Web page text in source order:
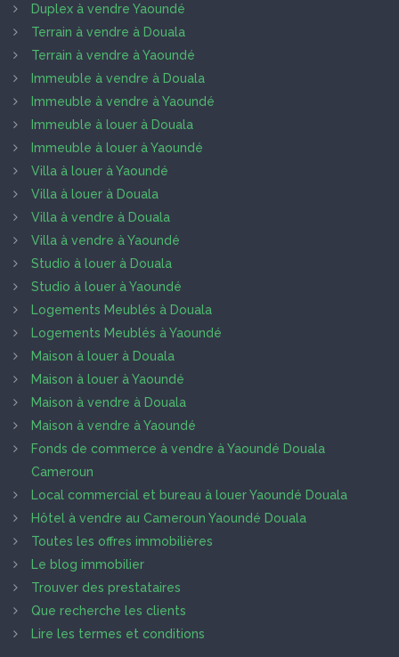
Duplex à vendre Yaoundé
Terrain à vendre à Douala
Terrain à vendre à Yaoundé
Immeuble à vendre à Douala
Immeuble à vendre à Yaoundé
Immeuble à louer à Douala
Immeuble à louer à Yaoundé
Villa à louer à Yaoundé
Villa à louer à Douala
Villa à vendre à Douala
Villa à vendre à Yaoundé
Studio à louer à Douala
Studio à louer à Yaoundé
Logements Meublés à Douala
Logements Meublés à Yaoundé
Maison à louer à Douala
Maison à louer à Yaoundé
Maison à vendre à Douala
Maison à vendre à Yaoundé
Fonds de commerce à vendre à Yaoundé Douala
Cameroun
Local commercial et bureau à louer Yaoundé Douala
Hôtel à vendre au Cameroun Yaoundé Douala
Toutes les offres immobilières
Le blog immobilier
Trouver des prestataires
Que recherche les clients
Lire les termes et conditions